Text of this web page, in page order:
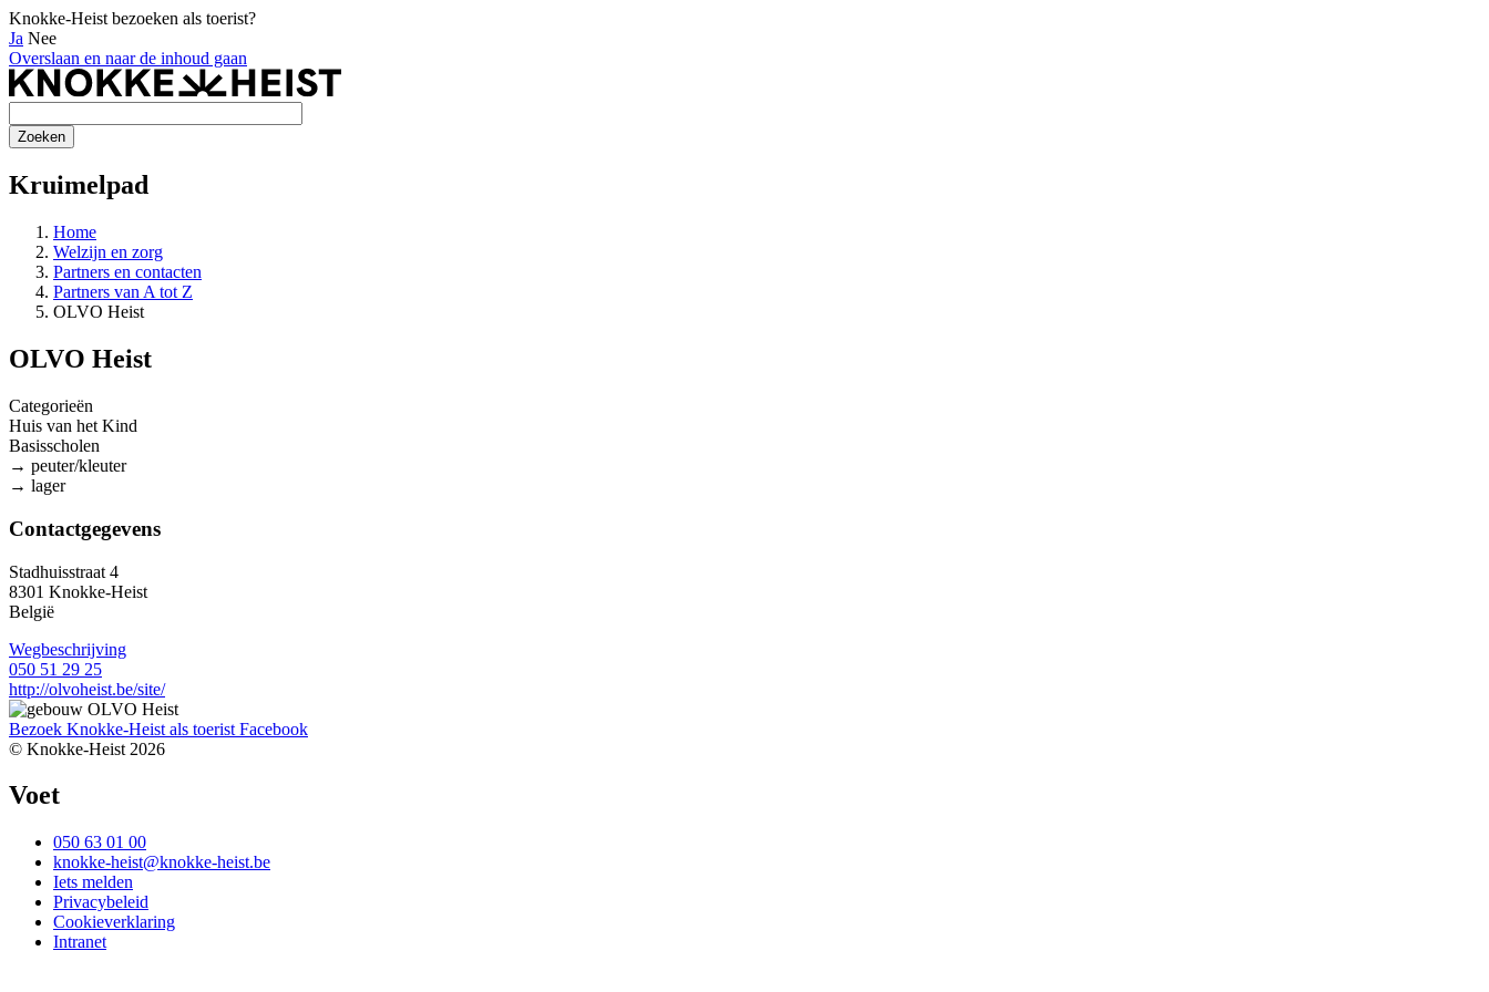
Knokke-Heist bezoeken als toerist?
Ja Nee
Overslaan en naar de inhoud gaan
Kruimelpad
Home
Welzijn en zorg
Partners en contacten
Partners van A tot Z
OLVO Heist
OLVO Heist
Categorieën
Huis van het Kind
Basisscholen
→ peuter/kleuter
→ lager
Contactgegevens
Stadhuisstraat 4
8301 Knokke-Heist
België
Wegbeschrijving
050 51 29 25
http://olvoheist.be/site/
Bezoek Knokke-Heist als toerist Facebook
© Knokke-Heist 2026
Voet
050 63 01 00
knokke-heist@knokke-heist.be
Iets melden
Privacybeleid
Cookieverklaring
Intranet